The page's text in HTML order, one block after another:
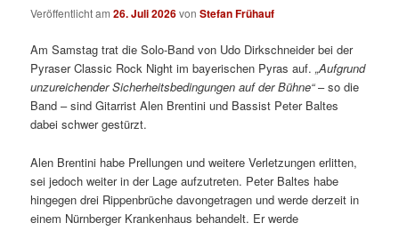
Veröffentlicht am26. Juli 2026vonStefan Frühauf
Am Samstag trat die Solo-Band von Udo Dirkschneider bei der
Pyraser Classic Rock Night im bayerischen Pyras auf.„Aufgrund
unzureichender Sicherheitsbedingungen auf der Bühne“– so die
Band – sind Gitarrist Alen Brentini und Bassist Peter Baltes
dabei schwer gestürzt.
Alen Brentini habe Prellungen und weitere Verletzungen erlitten,
sei jedoch weiter in der Lage aufzutreten. Peter Baltes habe
hingegen drei Rippenbrüche davongetragen und werde derzeit in
einem Nürnberger Krankenhaus behandelt. Er werde